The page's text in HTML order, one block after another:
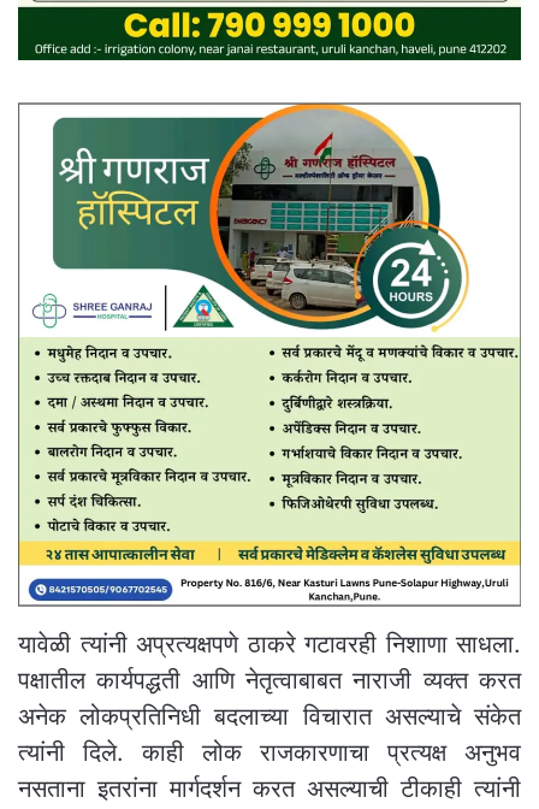
यावेळी त्यांनी अप्रत्यक्षपणे ठाकरे गटावरही निशाणा साधला.
पक्षातील कार्यपद्धती आणि नेतृत्वाबाबत नाराजी व्यक्त करत
अनेक लोकप्रतिनिधी बदलाच्या विचारात असल्याचे संकेत
त्यांनी दिले. काही लोक राजकारणाचा प्रत्यक्ष अनुभव
नसताना इतरांना मार्गदर्शन करत असल्याची टीकाही त्यांनी